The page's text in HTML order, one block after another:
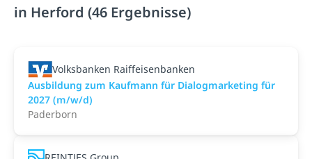
in Herford (46 Ergebnisse)
Volksbanken Raiffeisenbanken
Ausbildung zum Kaufmann für Dialogmarketing für
2027 (m/w/d)
Paderborn